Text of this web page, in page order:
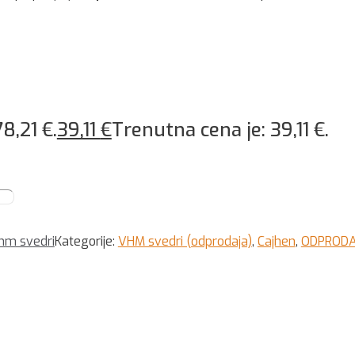
€.39,11 €Trenutna cena je: 39,11 €.
svedriKategorije: VHM svedri (odprodaja), Cajhen,